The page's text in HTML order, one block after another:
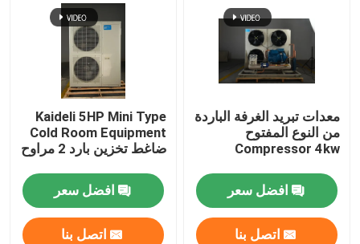
معدات تبريد الغرفة الباردة
من النوع المفتوح
Compressor 4kw
افضل سعر
اتصل بنا
Kaideli 5HP Mini Type
Cold Room Equipment
ضاغط تخزين بارد 2 مراوح
افضل سعر
اتصل بنا